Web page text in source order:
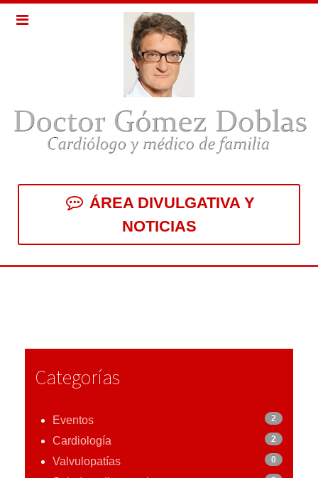
ÁREA DIVULGATIVA Y
NOTICIAS
Categorías
Eventos 2
Cardiología 2
Valvulopatías 0